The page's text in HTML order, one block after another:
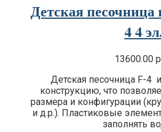
Детская песочница
4 4
13600.00
Детская песочница F-4
конструкцию, что
размера и конфигурации
и д.р.). Пластиковые
заполнять